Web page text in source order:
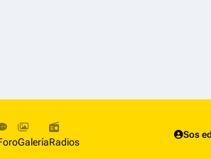
GaleríaRadios
Sos